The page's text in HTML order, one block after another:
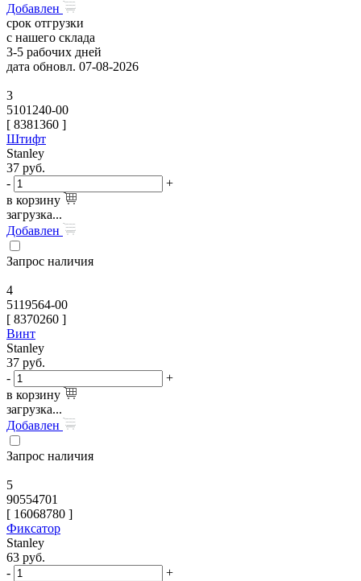
Добавлен
срок отгрузки
с нашего склада
3-5 рабочих дней
дата обновл. 07-08-2026
3
5101240-00
[ 8381360 ]
Штифт
Stanley
37 руб.
-
+
в корзину
загрузка...
Добавлен
Запрос наличия
4
5119564-00
[ 8370260 ]
Винт
Stanley
37 руб.
-
+
в корзину
загрузка...
Добавлен
Запрос наличия
5
90554701
[ 16068780 ]
Фиксатор
Stanley
63 руб.
-
+